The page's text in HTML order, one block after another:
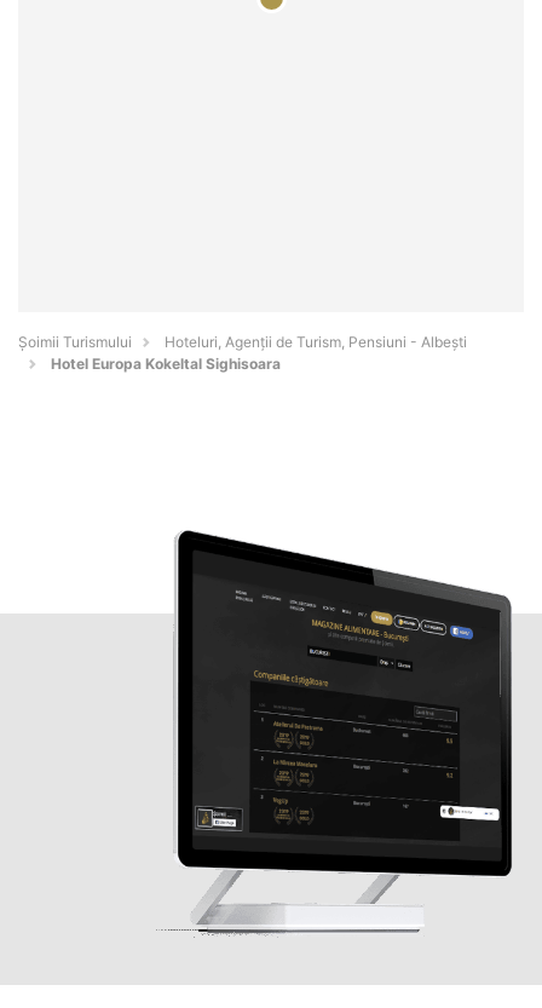
Șoimii Turismului
Hoteluri, Agenții de Turism, Pensiuni - Albeşti
Hotel Europa Kokeltal Sighisoara